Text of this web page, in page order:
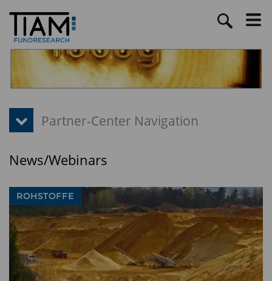
News/Webinars
ROHSTOFFE